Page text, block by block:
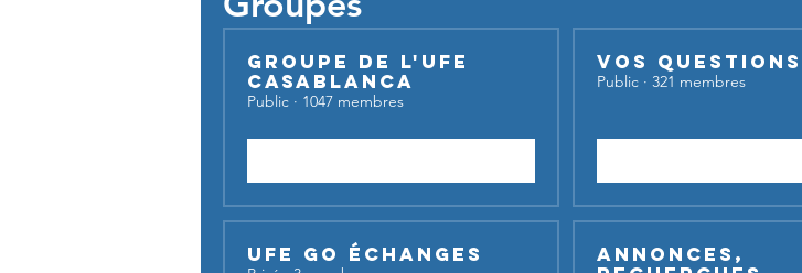
Groupe de l'UFE
Casablanca
Public · 1047 membres
Vos questions
Public · 321 membres
UFE Go Échanges
Annonces,